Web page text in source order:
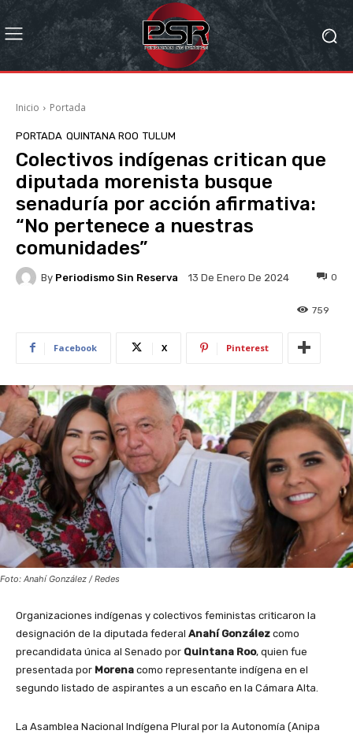
Inicio Portada
PORTADA QUINTANA ROO TULUM
Colectivos indígenas critican que
diputada morenista busque
senaduría por acción afirmativa:
“No pertenece a nuestras
comunidades”
By Periodismo Sin Reserva 13 De Enero De 2024 0
759
Facebook X Pinterest
Foto: Anahí González / Redes
Organizaciones indígenas y colectivos feministas criticaron la
designación de la diputada federal Anahí González como
precandidata única al Senado por Quintana Roo, quien fue
presentada por Morena como representante indígena en el
segundo listado de aspirantes a un escaño en la Cámara Alta.
La Asamblea Nacional Indígena Plural por la Autonomía (Anipa